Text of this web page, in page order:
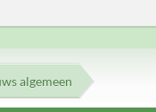
algemeen